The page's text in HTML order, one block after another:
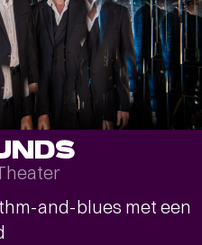
and-blues met een